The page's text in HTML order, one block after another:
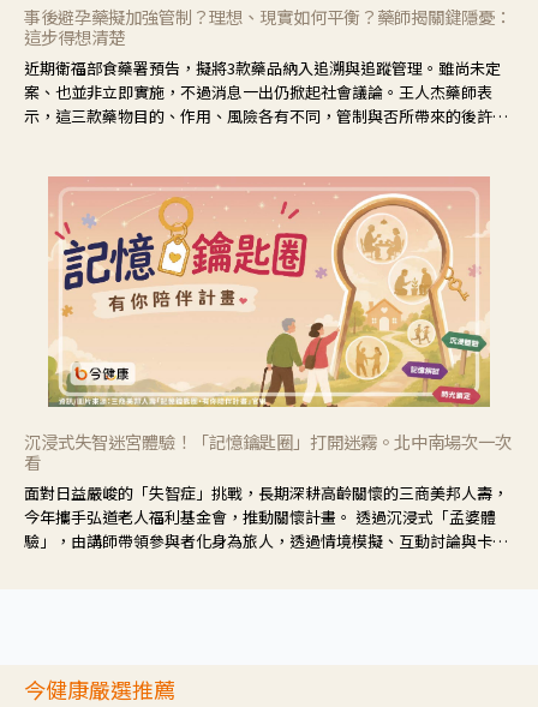
事後避孕藥擬加強管制？理想、現實如何平衡？藥師揭關鍵隱憂：
這步得想清楚
近期衛福部食藥署預告，擬將3款藥品納入追溯與追蹤管理。雖尚未定
案、也並非立即實施，不過消息一出仍掀起社會議論。王人杰藥師表
示，這三款藥物目的、作用、風險各有不同，管制與否所帶來的後許影
沉浸式失智迷宮體驗！「記憶鑰匙圈」打開迷霧。北中南場次一次
看
面對日益嚴峻的「失智症」挑戰，長期深耕高齡關懷的三商美邦人壽，
今年攜手弘道老人福利基金會，推動關懷計畫。 透過沉浸式「孟婆體
驗」，由講師帶領參與者化身為旅人，透過情境模擬、互動討論與卡牌
今健康嚴選推薦